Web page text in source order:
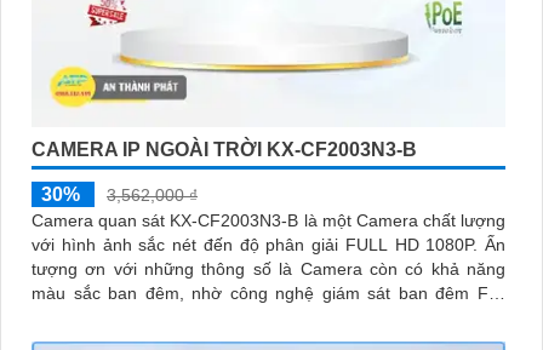
CAMERA IP NGOÀI TRỜI KX-CF2003N3-B
30%
3,562,000 ₫
Camera quan sát KX-CF2003N3-B là một Camera chất lượng
với hình ảnh sắc nét đến độ phân giải FULL HD 1080P. Ấn
tượng ơn với những thông số là Camera còn có khả năng
màu sắc ban đêm, nhờ công nghệ giám sát ban đêm Full